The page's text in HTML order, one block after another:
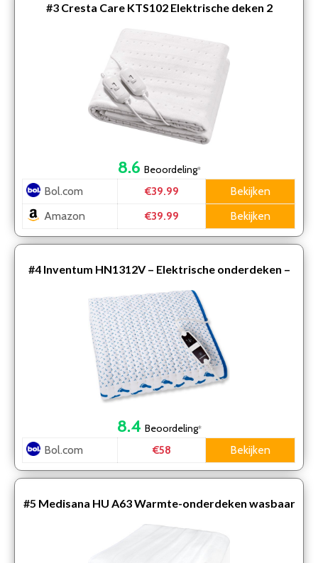
#3 Cresta Care KTS102 Elektrische deken 2
persoons machine wasbaar cosy fleece 160×140 cm
8.6 Beoordeling*
Bol.com €39.99
Bekijken
Amazon
€39.99 Bekijken
#4 Inventum HN1312V – Elektrische onderdeken –
150 x 80 cm – Wit/Blauw
8.4 Beoordeling*
Bol.com €58 Bekijken
#5 Medisana HU A63 Warmte-onderdeken wasbaar